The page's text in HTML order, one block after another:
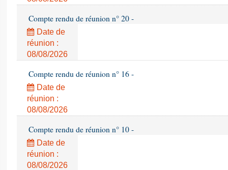
Compte rendu de réunion n° 20 -
Date de
réunion :
08/08/2026
Compte rendu de réunion n° 16 -
Date de
réunion :
08/08/2026
Compte rendu de réunion n° 10 -
Date de
réunion :
08/08/2026